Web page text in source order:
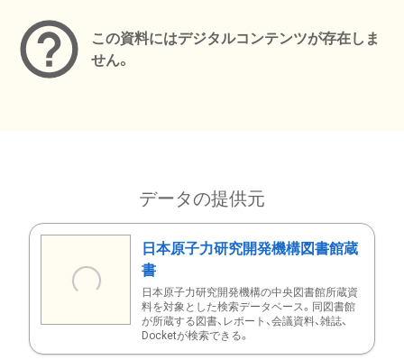
この資料にはデジタルコンテンツが存在しま
せん。
データの提供元
日本原子力研究開発機構図書館蔵
書
日本原子力研究開発機構の中央図書館所蔵資
料を対象とした検索データベース。同図書館
が所蔵する図書、レポート、会議資料、雑誌、
Docketが検索できる。